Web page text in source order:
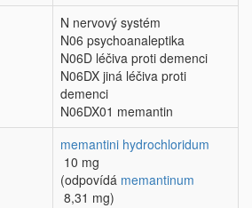
N nervový systém
N06 psychoanaleptika
N06D léčiva proti demenci
N06DX jiná léčiva proti
demenci
N06DX01 memantin
memantini hydrochloridum
10 mg
(odpovídá memantinum
8,31 mg)